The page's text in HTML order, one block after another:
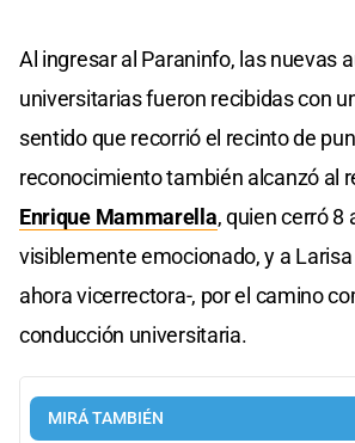
Al ingresar al Paraninfo, las nuevas
universitarias fueron recibidas con
sentido que recorrió el recinto de
reconocimiento también alcanzó al
Enrique Mammarella, quien cerró 8
visiblemente emocionado, y a
ahora vicerrectora-, por el camino
conducción universitaria.
MIRÁ TAMBIÉN